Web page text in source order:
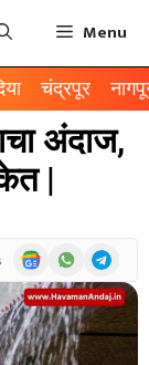
Menu
चंद्रपूर
अंदाज,
|